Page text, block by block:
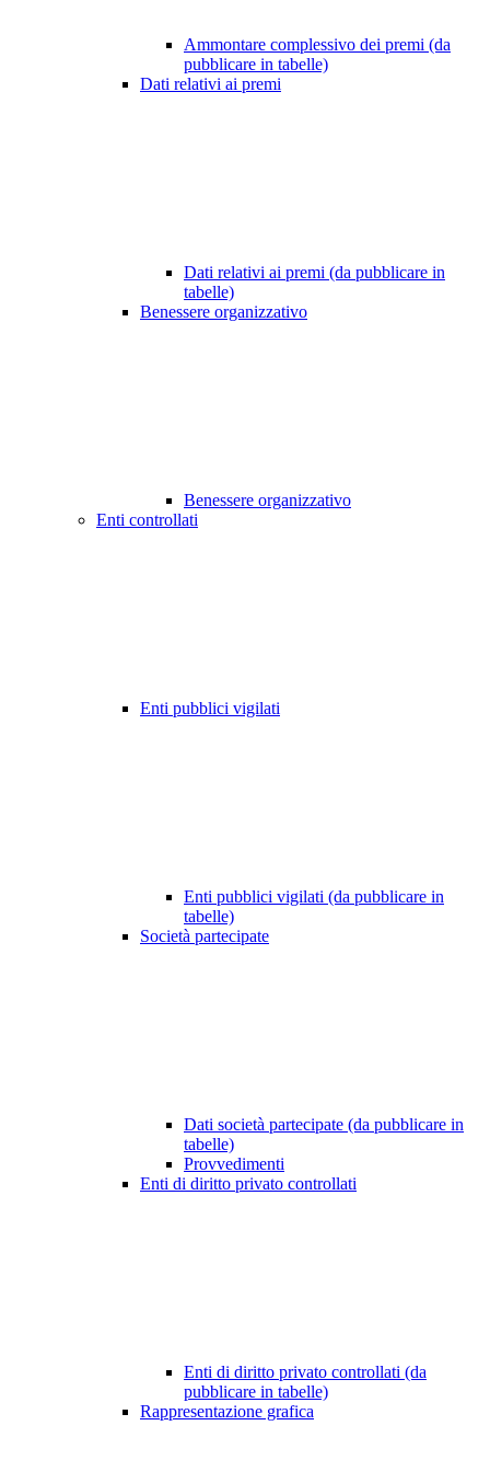
Ammontare complessivo dei premi (da
pubblicare in tabelle)
Dati relativi ai premi
Dati relativi ai premi (da pubblicare in
tabelle)
Benessere organizzativo
Benessere organizzativo
Enti controllati
Enti pubblici vigilati
Enti pubblici vigilati (da pubblicare in
tabelle)
Società partecipate
Dati società partecipate (da pubblicare in
tabelle)
Provvedimenti
Enti di diritto privato controllati
Enti di diritto privato controllati (da
pubblicare in tabelle)
Rappresentazione grafica